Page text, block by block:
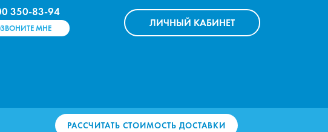
350-83-94
МНЕ ЛИЧНЫЙ КАБИНЕТ
РАССЧИТАТЬ СТОИМОСТЬ ДОСТАВКИ